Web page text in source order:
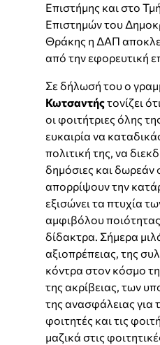
Επιστήμης και στο
Επιστημών του
Θράκης η ΔΑΠ
από την εφορευτική
Σε δήλωσή του ο
Κωτσαντήςτονίζει
οι φοιτήτριες όλης
ευκαιρία να
πολιτική της, να
δημόσιες και δωρεάν
απορρίψουν την
εξισώνει τα πτυχία
αμφιβόλου ποιότητας
δίδακτρα. Σήμερα
αξιοπρέπειας, της
κόντρα στον κόσμο
της ακρίβειας, των
της ανασφάλειας για
φοιτητές και τις
μαζικά στις